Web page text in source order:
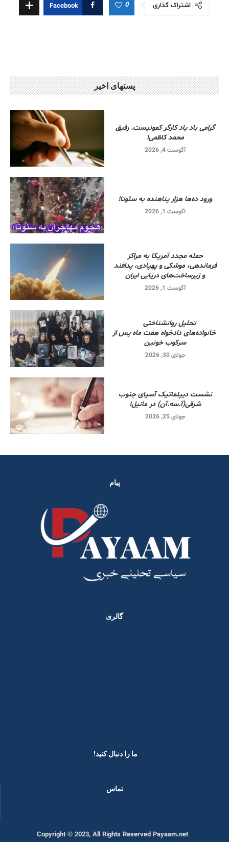
اشتراک گذاری 0
Facebook
پستهای اخیر
گرامی باد یاد کارگر کمونیست. رفیق
محمد کاظمی!
آگوست 4, 2026
ورود ده‌ها هزار پناهنده به سئوتا!
آگوست 1, 2026
حمله مجدد آمریکا به مراکز
فرماندهی، موشکی و پهپادی، پدافند
و زیرساخت‌های دریایی ایران
آگوست 1, 2026
تحلیل روانشناختی
خانواده‌های دادخواه هفت ماه پس از
سرکوب خونین
جولای 30, 2026
نشست دیپلماتیک آسیای جنوب
شرقی‌(آ.سه.آن) در مانیل!
جولای 25, 2026
پیام
گالری
ما را دنبال کنید! ​
تماس
Copyright © 2023, All Rights Reserved Payaam.net